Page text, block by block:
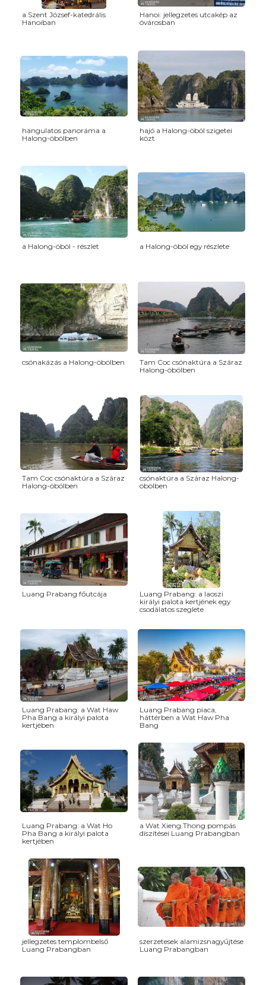
a Szent József-katedrális
Hanoiban
Hanoi: jellegzetes utcakép az
óvárosban
hangulatos panoráma a
Halong-öbölben
hajó a Halong-öböl szigetei
közt
a Halong-öböl - részlet a Halong-öböl egy részlete
csónakázás a Halong-öbölben
Tam Coc csónaktúra a Száraz
Halong-öbölben
Tam Coc csónaktúra a Száraz
Halong-öbölben
csónaktúra a Száraz Halong-
öbölben
Luang Prabang főutcája
Luang Prabang: a laoszi
királyi palota kertjének egy
csodálatos szeglete
Luang Prabang: a Wat Haw
Pha Bang a királyi palota
kertjében
Luang Prabang piaca,
háttérben a Wat Haw Pha
Bang
Luang Prabang: a Wat Ho
Pha Bang a királyi palota
kertjében
a Wat Xieng Thong pompás
díszítései Luang Prabangban
jellegzetes templombelső
Luang Prabangban
szerzetesek alamizsnagyűjtése
Luang Prabangban